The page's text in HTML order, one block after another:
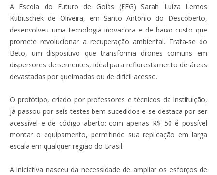
A Escola do Futuro de Goiás (EFG) Sarah Luiza Lemos
Kubitschek de Oliveira, em Santo Antônio do Descoberto,
desenvolveu uma tecnologia inovadora e de baixo custo que
promete revolucionar a recuperação ambiental. Trata-se do
Beto, um dispositivo que transforma drones comuns em
dispersores de sementes, ideal para reflorestamento de áreas
devastadas por queimadas ou de difícil acesso.
O protótipo, criado por professores e técnicos da instituição,
já passou por seis testes bem-sucedidos e se destaca por ser
acessível e de código aberto: com apenas R$ 50 é possível
montar o equipamento, permitindo sua replicação em larga
escala em qualquer região do Brasil.
A iniciativa nasceu da necessidade de ampliar os esforços de